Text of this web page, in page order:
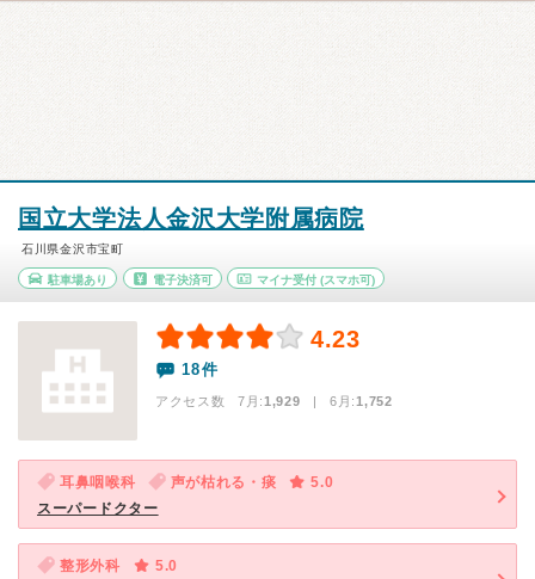
国立大学法人金沢大学附属病院
石川県金沢市宝町
駐車場あり 電子決済可 マイナ受付 (スマホ可)
4.23
18件
アクセス数 7月:1,929 | 6月:1,752
耳鼻咽喉科 声が枯れる・痰
5.0
スーパードクター
整形外科
5.0